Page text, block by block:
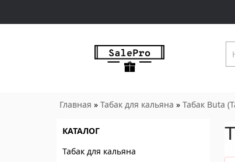
Главная » Табак для кальяна » Табак Buta
КАТАЛОГ
Табак для кальяна